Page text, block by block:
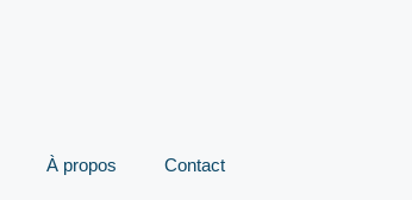
À propos Contact